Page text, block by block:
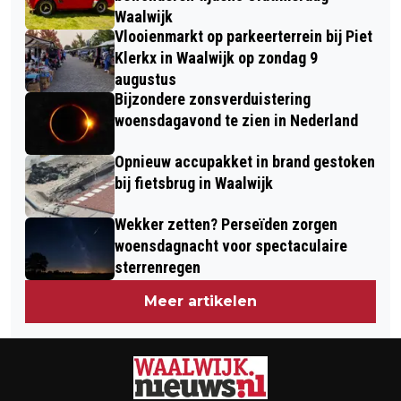
HORECA WAALWIJK
Waalwijk
Vlooienmarkt op parkeerterrein bij Piet
Klerkx in Waalwijk op zondag 9
augustus
Bijzondere zonsverduistering
woensdagavond te zien in Nederland
Opnieuw accupakket in brand gestoken
bij fietsbrug in Waalwijk
Wekker zetten? Perseïden zorgen
woensdagnacht voor spectaculaire
sterrenregen
Meer artikelen